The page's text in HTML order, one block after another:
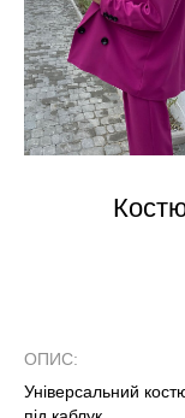
ОПИС:
Універсальний